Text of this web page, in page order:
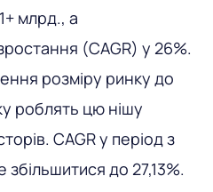
млрд., а
(CAGR) у 26%.
розміру ринку до
роблять цю нішу
CAGR у період з
до 27,13%.